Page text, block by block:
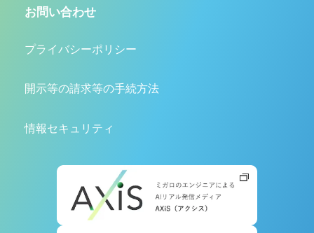
お問い合わせ
プライバシーポリシー
開示等の請求等の手続方法
情報セキュリティ